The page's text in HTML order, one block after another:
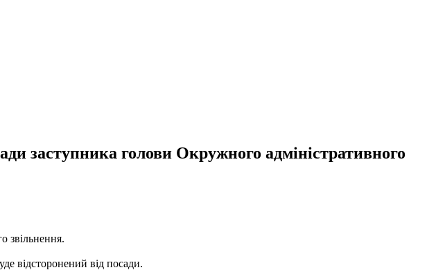
заступника голови Окружного адміністративного
звільнення.
відсторонений від посади.